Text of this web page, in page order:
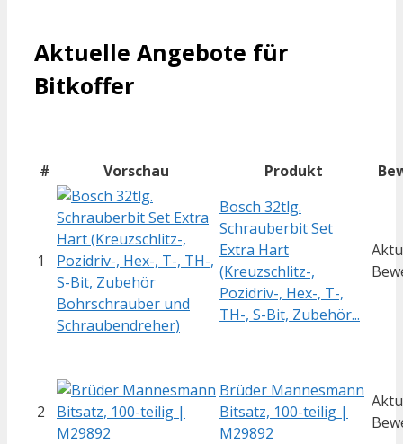
Aktuelle Angebote für
Bitkoffer
# Vorschau Produkt
1
Bosch 32tlg.
Schrauberbit Set
Extra Hart
(Kreuzschlitz-,
Pozidriv-, Hex-, T-,
TH-, S-Bit, Zubehör...
2
Brüder Mannesmann
Bitsatz, 100-teilig |
M29892